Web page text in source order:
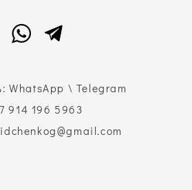
WhatsApp \ Telegram
914 196 5963